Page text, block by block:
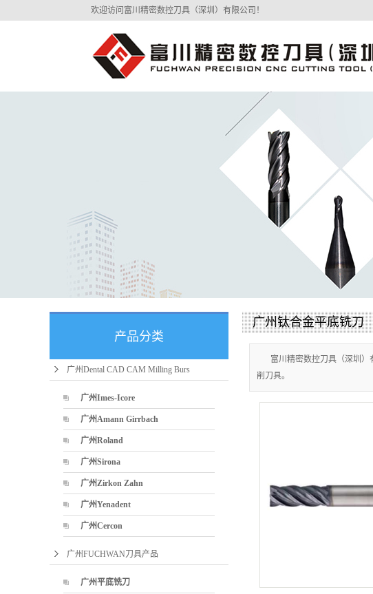
欢迎访问富川精密数控刀具（深圳）有限公司！
产品分类
广州Dental CAD CAM Milling Burs
广州Imes-Icore
广州Amann Girrbach
广州Roland
广州Sirona
广州Zirkon Zahn
广州Yenadent
广州Cercon
广州FUCHWAN刀具产品
广州平底铣刀
广州钛合金平底铣刀
富川精密数控刀具（深圳
削刀具。